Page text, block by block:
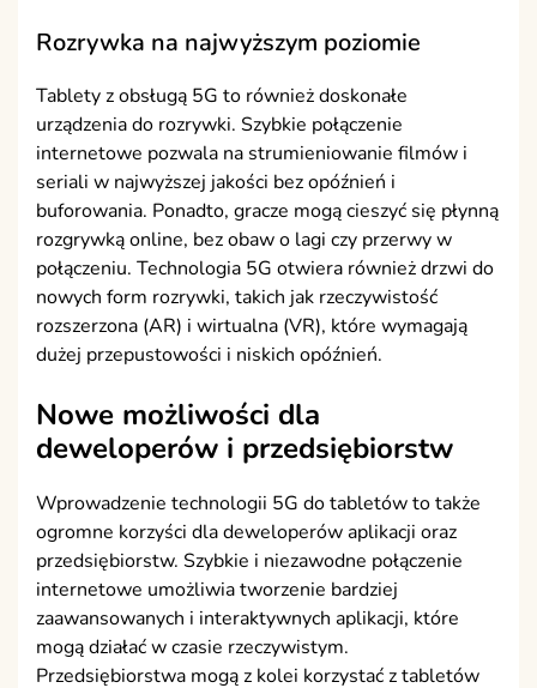
Rozrywka na najwyższym poziomie
Tablety z obsługą 5G to również doskonałe
urządzenia do rozrywki. Szybkie połączenie
internetowe pozwala na strumieniowanie filmów i
seriali w najwyższej jakości bez opóźnień i
buforowania. Ponadto, gracze mogą cieszyć się płynną
rozgrywką online, bez obaw o lagi czy przerwy w
połączeniu. Technologia 5G otwiera również drzwi do
nowych form rozrywki, takich jak rzeczywistość
rozszerzona (AR) i wirtualna (VR), które wymagają
dużej przepustowości i niskich opóźnień.
Nowe możliwości dla
deweloperów i przedsiębiorstw
Wprowadzenie technologii 5G do tabletów to także
ogromne korzyści dla deweloperów aplikacji oraz
przedsiębiorstw. Szybkie i niezawodne połączenie
internetowe umożliwia tworzenie bardziej
zaawansowanych i interaktywnych aplikacji, które
mogą działać w czasie rzeczywistym.
Przedsiębiorstwa mogą z kolei korzystać z tabletów